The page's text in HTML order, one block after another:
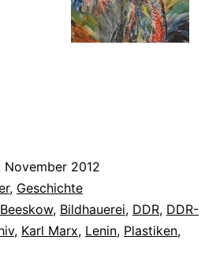
November 2012
, Geschichte
Beeskow, Bildhauerei, DDR, DDR-
, Karl Marx, Lenin, Plastiken,